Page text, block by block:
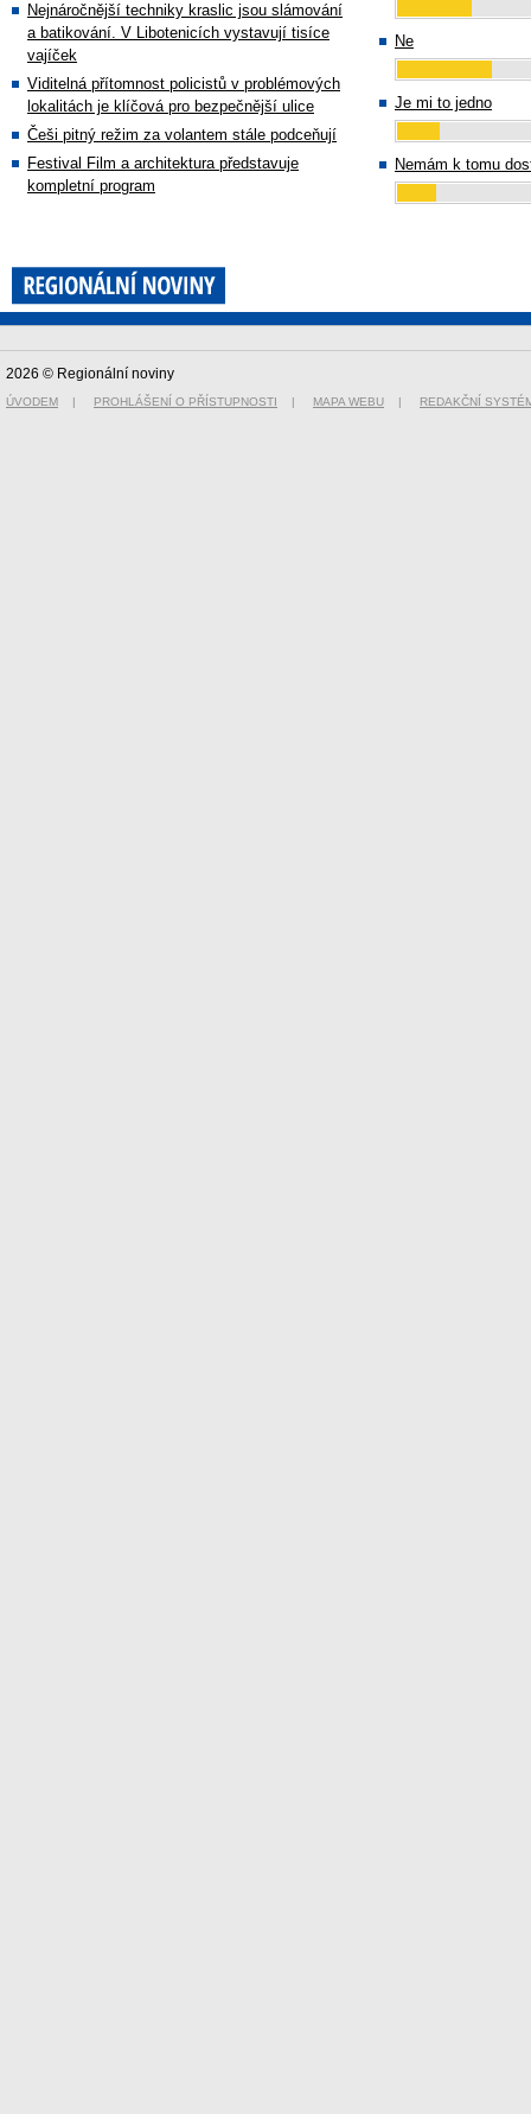
Nejnáročnější techniky kraslic jsou slámování
a batikování. V Libotenicích vystavují tisíce
vajíček
Viditelná přítomnost policistů v problémových
lokalitách je klíčová pro bezpečnější ulice
Češi pitný režim za volantem stále podceňují
Festival Film a architektura představuje
kompletní program
Ne
Je mi to jedno
Nemám k tomu
2026 © Regionální noviny
ÚVODEM | PROHLÁŠENÍ O PŘÍSTUPNOSTI | MAPA WEBU | REDAKČNÍ